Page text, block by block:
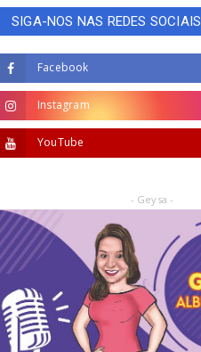
SIGA-NOS NAS REDES SOCIAIS
Facebook
Instagram
YouTube
- Geysa -